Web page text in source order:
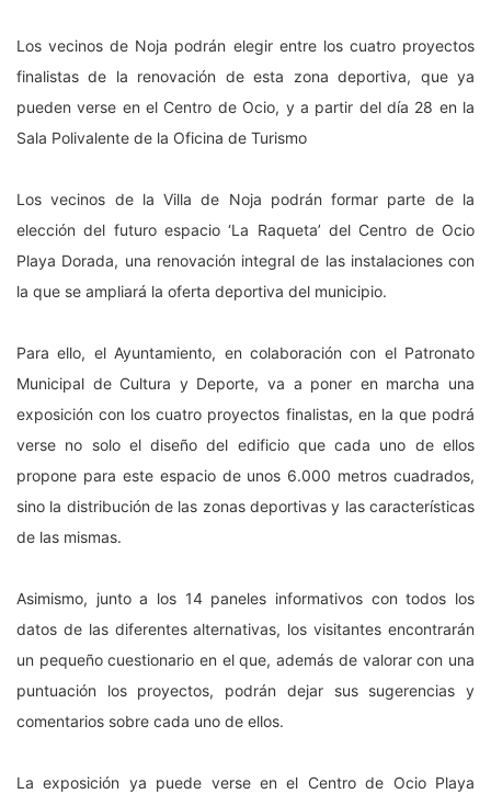
Los vecinos de Noja podrán elegir entre los cuatro proyectos
finalistas de la renovación de esta zona deportiva, que ya
pueden verse en el Centro de Ocio, y a partir del día 28 en la
Sala Polivalente de la Oficina de Turismo
Los vecinos de la Villa de Noja podrán formar parte de la
elección del futuro espacio ‘La Raqueta’ del Centro de Ocio
Playa Dorada, una renovación integral de las instalaciones con
la que se ampliará la oferta deportiva del municipio.
Para ello, el Ayuntamiento, en colaboración con el Patronato
Municipal de Cultura y Deporte, va a poner en marcha una
exposición con los cuatro proyectos finalistas, en la que podrá
verse no solo el diseño del edificio que cada uno de ellos
propone para este espacio de unos 6.000 metros cuadrados,
sino la distribución de las zonas deportivas y las características
de las mismas.
Asimismo, junto a los 14 paneles informativos con todos los
datos de las diferentes alternativas, los visitantes encontrarán
un pequeño cuestionario en el que, además de valorar con una
puntuación los proyectos, podrán dejar sus sugerencias y
comentarios sobre cada uno de ellos.
La exposición ya puede verse en el Centro de Ocio Playa